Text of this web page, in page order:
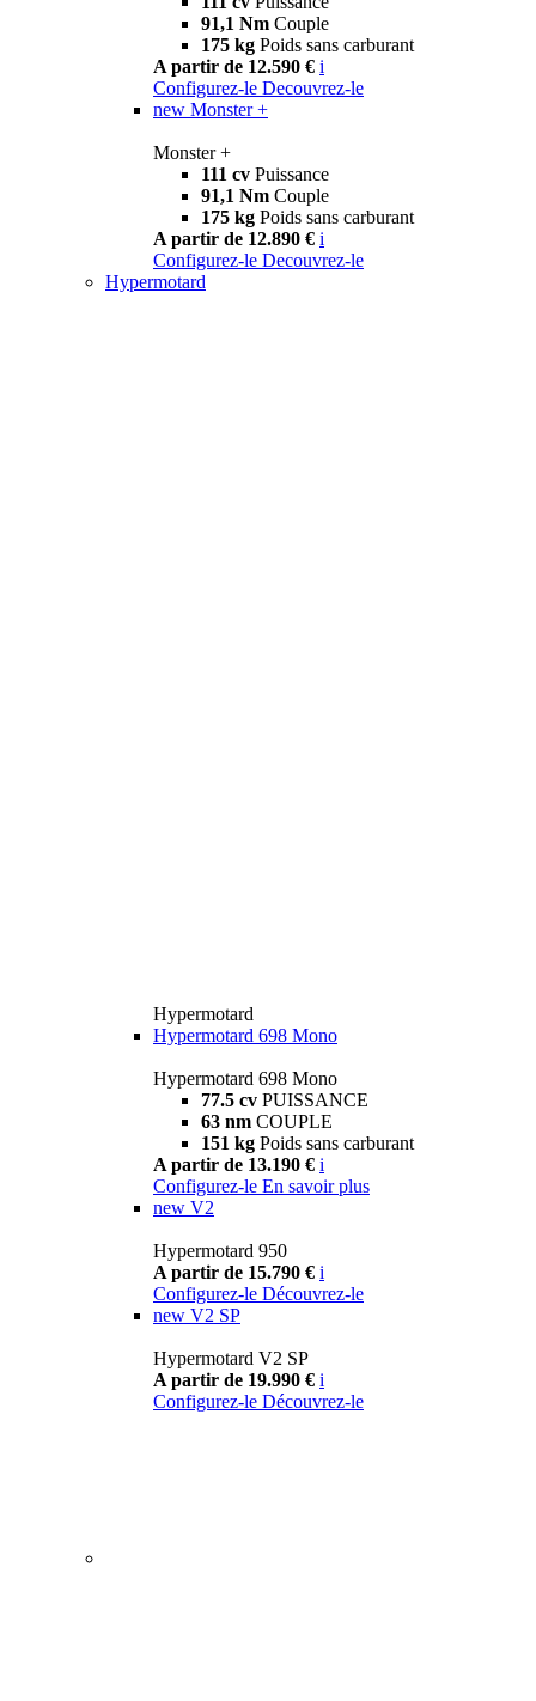
91,1 Nm Couple
175 kg Poids sans carburant
A partir de 12.590 € i
Configurez-le Decouvrez-le
new Monster +
Monster +
111 cv Puissance
91,1 Nm Couple
175 kg Poids sans carburant
A partir de 12.890 € i
Configurez-le Decouvrez-le
Hypermotard
Hypermotard
Hypermotard 698 Mono
Hypermotard 698 Mono
77.5 cv PUISSANCE
63 nm COUPLE
151 kg Poids sans carburant
A partir de 13.190 € i
Configurez-le En savoir plus
new V2
Hypermotard 950
A partir de 15.790 € i
Configurez-le Découvrez-le
new V2 SP
Hypermotard V2 SP
A partir de 19.990 € i
Configurez-le Découvrez-le